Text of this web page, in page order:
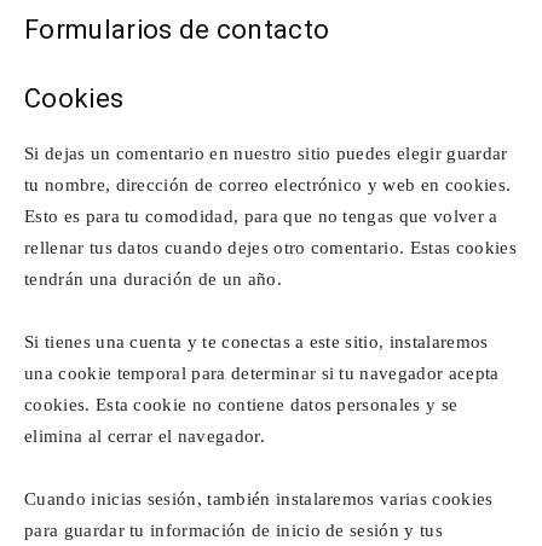
Formularios de contacto
Cookies
Si dejas un comentario en nuestro sitio puedes elegir guardar
tu nombre, dirección de correo electrónico y web en cookies.
Esto es para tu comodidad, para que no tengas que volver a
rellenar tus datos cuando dejes otro comentario. Estas cookies
tendrán una duración de un año.
Si tienes una cuenta y te conectas a este sitio, instalaremos
una cookie temporal para determinar si tu navegador acepta
cookies. Esta cookie no contiene datos personales y se
elimina al cerrar el navegador.
Cuando inicias sesión, también instalaremos varias cookies
para guardar tu información de inicio de sesión y tus